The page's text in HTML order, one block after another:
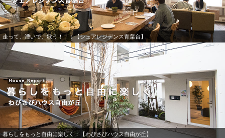
走って、漕いで、歌う！！：【シェアレジデンス青葉台】
暮らしをもっと自由に楽しく：【わびさびハウス自由が丘】